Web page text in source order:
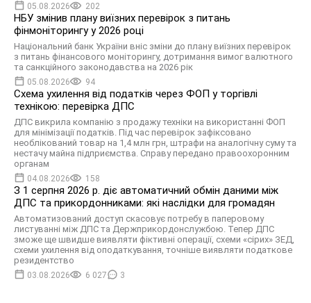
05.08.2026 202
НБУ змінив плану виїзних перевірок з питань
фінмоніторингу у 2026 році
Національний банк України вніс зміни до плану виїзних перевірок
з питань фінансового моніторингу, дотримання вимог валютного
та санкційного законодавства на 2026 рік
05.08.2026 94
Схема ухилення від податків через ФОП у торгівлі
технікою: перевірка ДПС
ДПС викрила компанію з продажу техніки на використанні ФОП
для мінімізації податків. Під час перевірок зафіксовано
необлікований товар на 1,4 млн грн, штрафи на аналогічну суму та
нестачу майна підприємства. Справу передано правоохоронним
органам
04.08.2026 158
З 1 серпня 2026 р. діє автоматичний обмін даними між
ДПС та прикордонниками: які наслідки для громадян
Автоматизований доступ скасовує потребу в паперовому
листуванні між ДПС та Держприкордонслужбою. Тепер ДПС
зможе ще швидше виявляти фіктивні операції, схеми «сірих» ЗЕД,
схеми ухилення від оподаткування, точніше виявляти податкове
резидентство
03.08.2026 6 027 3